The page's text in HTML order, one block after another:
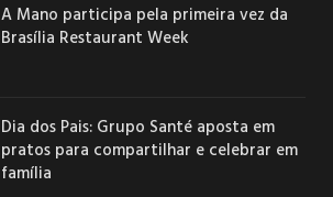
A Mano participa pela primeira vez da
Brasília Restaurant Week
Dia dos Pais: Grupo Santé aposta em
pratos para compartilhar e celebrar em
família